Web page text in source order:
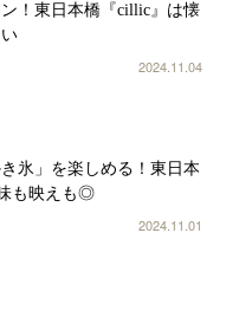
！東日本橋『cillic』は懐
2024.11.04
氷」を楽しめる！東日本
も映えも◎
2024.11.01